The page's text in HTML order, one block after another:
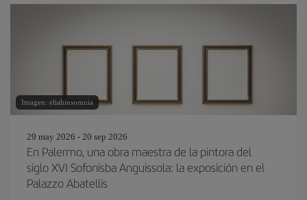
Imagen: eliahinsomnia
29 may 2026 - 20 sep 2026
En Palermo, una obra maestra de la pintora del
siglo XVI Sofonisba Anguissola: la exposición en el
Palazzo Abatellis